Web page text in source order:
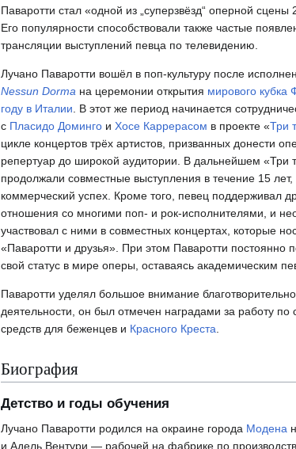
Паваротти стал «одной из „суперзвёзд“ оперной сцены
Его популярности способствовали также частые
трансляции выступлений певца по телевидению.
Лучано Паваротти вошёл в поп-культуру после
Nessun Dorma на церемонии открытия мирового
году в Италии . В этот же период начинается
с Пласидо Доминго и Хосе Каррерасом в проекте «Три
цикле концертов трёх артистов, призванных донести
репертуар до широкой аудитории. В дальнейшем «Три
продолжали совместные выступления в течение 15
коммерческий успех. Кроме того, певец поддерживал
отношения со многими поп- и рок-исполнителями, и
участвовал с ними в совместных концертах, которые
«Паваротти и друзья». При этом Паваротти постоянно
свой статус в мире оперы, оставаясь академическим
Паваротти уделял большое внимание
деятельности, он был отмечен наградами за работу по
средств для беженцев и Красного Креста
Биография
Детство и годы обучения
Лучано Паваротти родился на окраине города Модена
и Адель Вентури — рабочей на фабрике по